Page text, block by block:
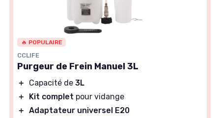
🔥 POPULAIRE
CCLIFE
Purgeur de Frein Manuel 3L
＋ Capacité de 3L
＋
Kit complet pour vidange
＋ Adaptateur universel E20